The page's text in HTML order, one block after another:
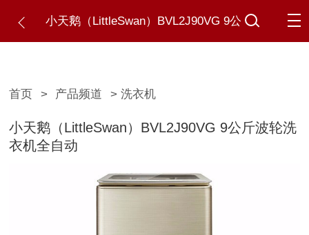
小天鹅（LittleSwan）BVL2J90VG 9公
首页 > 产品频道 > 洗衣机
小天鹅（LittleSwan）BVL2J90VG 9公斤波轮洗
衣机全自动